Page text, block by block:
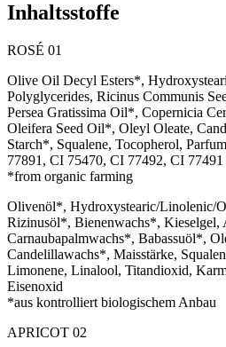
Inhaltsstoffe
ROSÉ 01
Olive Oil Decyl Esters*,
Polyglycerides, Ricinus Communis
Persea Gratissima Oil*, Copernicia
Oleifera Seed Oil*, Oleyl Oleate,
Starch*, Squalene, Tocopherol,
77891, CI 75470, CI 77492, CI 77491
*from organic farming
Olivenöl*, Hydroxystearic/Linolenic/
Rizinusöl*, Bienenwachs*, Kieselgel,
Carnaubapalmwachs*, Babassuöl*,
Candelillawachs*, Maisstärke,
Limonene, Linalool, Titandioxid,
Eisenoxid
*aus kontrolliert biologischem Anbau
APRICOT 02